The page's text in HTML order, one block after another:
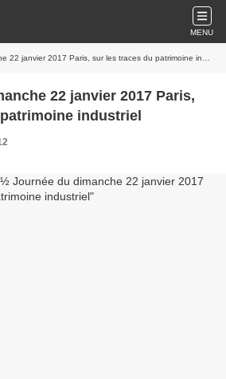
MENU
janvier 2017 Paris, sur les traces du patrimoine industriel
22 janvier 2017 Paris,
industriel